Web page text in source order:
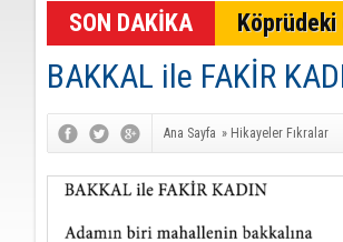
SON DAKİKA Köprüdeki
BAKKAL ile FAKİR
Ana Sayfa » Hikayeler Fıkralar